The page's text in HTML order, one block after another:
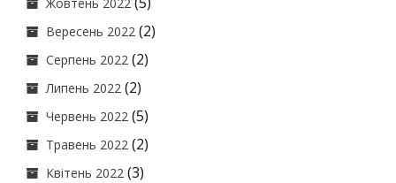
Вересень 2022 (2)
Серпень 2022 (2)
Липень 2022 (2)
Червень 2022 (5)
Травень 2022 (2)
Квітень 2022 (3)